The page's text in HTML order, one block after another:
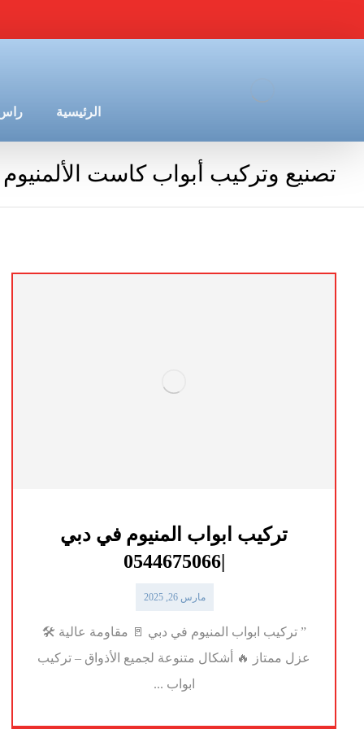
الرئيسية راس
تصنيع وتركيب أبواب كاست
تركيب ابواب المنيوم في دبي
|0544675066
مارس 26, 2025
” تركيب ابواب المنيوم في دبي 🚪 مقاومة عالية 🛠️
عزل ممتاز 🔥 أشكال متنوعة لجميع الأذواق – تركيب
ابواب ...